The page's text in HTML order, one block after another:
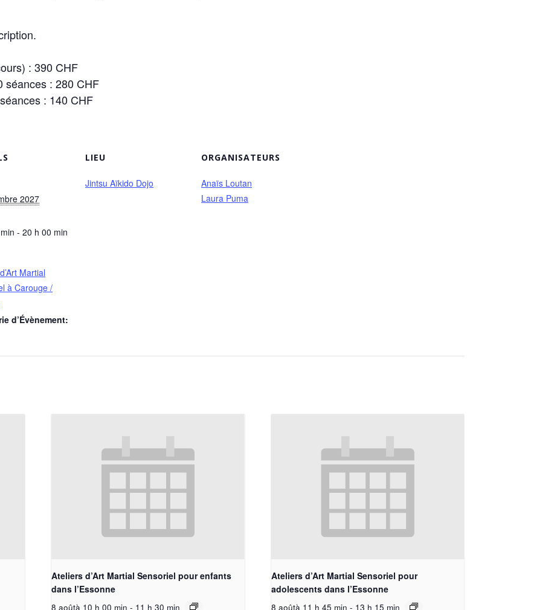
: 390 CHF
séances : 280 CHF
: 140 CHF
2027
- 20 h 00 min
Martial
à Carouge /
d’Évènement:
LIEU
Jintsu Aïkido Dojo
ORGANISATEURS
Anaïs Loutan
Laura Puma
Ateliers d’Art Martial Sensoriel pour enfants
dans l’Essonne
8 aoûtà 10 h 00 min - 11 h 30 min
Ateliers d’Art Martial Sensoriel pour
adolescents dans l’Essonne
8 aoûtà 11 h 45 min - 13 h 15 min